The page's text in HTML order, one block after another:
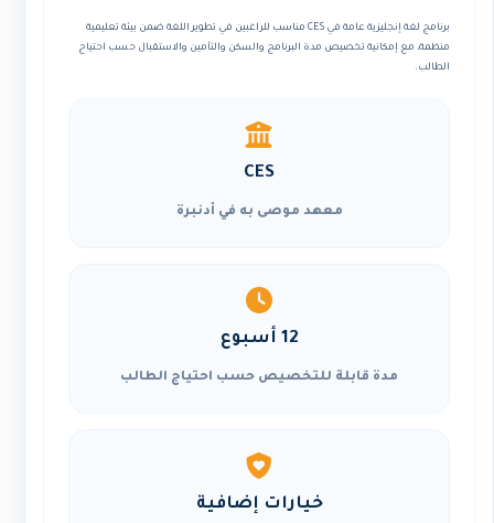
برنامج لغة إنجليزية عامة في CES مناسب للراغبين في تطوير اللغة ضمن بيئة تعليمية
منظمة، مع إمكانية تخصيص مدة البرنامج والسكن والتأمين والاستقبال حسب احتياج
الطالب.
CES
معهد موصى به في أدنبرة
12 أسبوع
مدة قابلة للتخصيص حسب احتياج الطالب
خيارات إضافية